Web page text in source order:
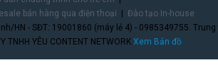
bán hàng qua điện thoại
Đào tạo In-house
HN - SĐT: 19001860 (máy lẻ 4) - 0985349755.
TNHH YÊU CONTENT NETWORK.Xem Bản đồ